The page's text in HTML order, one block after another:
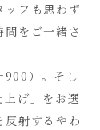
フも思わず
をご一緒さ
900）。そし
げ」をお選
反射するやわ